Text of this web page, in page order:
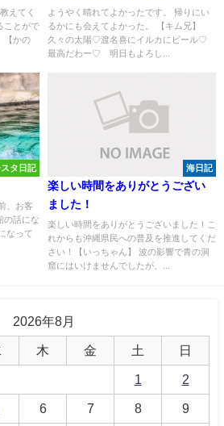
えてく
ことがで
【かの
ようやく晴れてよかったです。 帰りにい
るかにも会えてよかった。 【キム兄】
久々の太陽♡渡名喜にイルカにビール♡
最高だわー♡ 明日もよろし...
タ日記
、お客
の話にな
なって
海日記
楽しい時間をありがとうござい
ました！
楽しい時間をありがとうございました！こ
れからも沖縄県民への普及を推進してくだ
さい！【いっちゃん】 波の影響で青の洞
窟にはいけませんでしたが、...
2026年8月
木 金 土 日
1 2
6 7 8 9